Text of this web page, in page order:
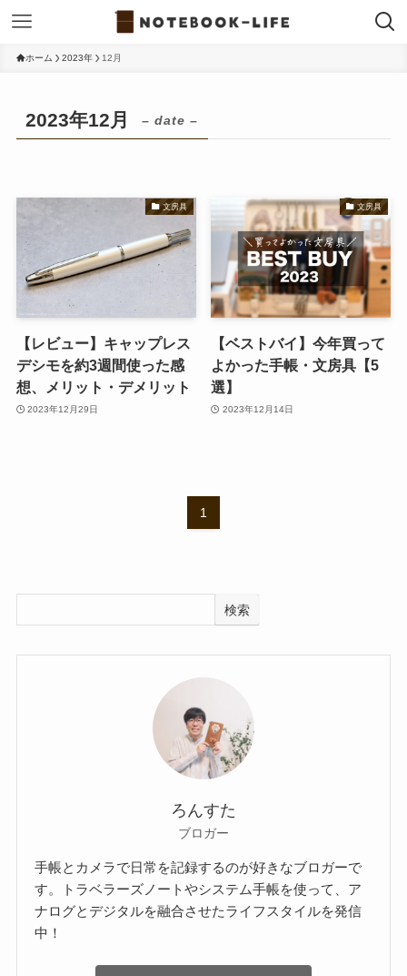
ホーム 2023年 12月
2023年12月 – date –
文房具
【レビュー】キャップレス
デシモを約3週間使った感
想、メリット・デメリット
2023年12月29日
文房具
【ベストバイ】今年買って
よかった手帳・文房具【5
選】
2023年12月14日
1
検索
ろんすた
ブロガー
手帳とカメラで日常を記録するのが好きなブロガーで
す。トラベラーズノートやシステム手帳を使って、ア
ナログとデジタルを融合させたライフスタイルを発信
中！